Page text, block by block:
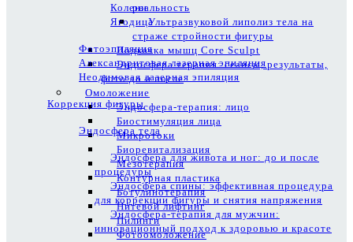
Колени
Ягодица
Фотоэпиляция
Александритовая лазерная эпиляция
Неодимовая лазерная эпиляция
Коррекция фигуры
Эндосфера тела
Эндосфера для живота и ног: до и после
процедуры
Эндосфера спины: эффективная процедура
для коррекции фигуры и снятия напряжения
Эндосфера-терапия для мужчин:
инновационный подход к здоровью и красоте
реальность
Ультразвуковой липолиз тела на
страже стройности фигуры
Подкачка мышц Core Sculpt
Эндосфера терапия: сеансы, результаты,
фото до и после
Омоложение
Эндосфера-терапия: лицо
Биостимуляция лица
Микротоки
Биоревитализация
Мезотерапия
Контурная пластика
Ботулинотерапия
Нитевой лифтинг
Пилинги
Фотоомоложение